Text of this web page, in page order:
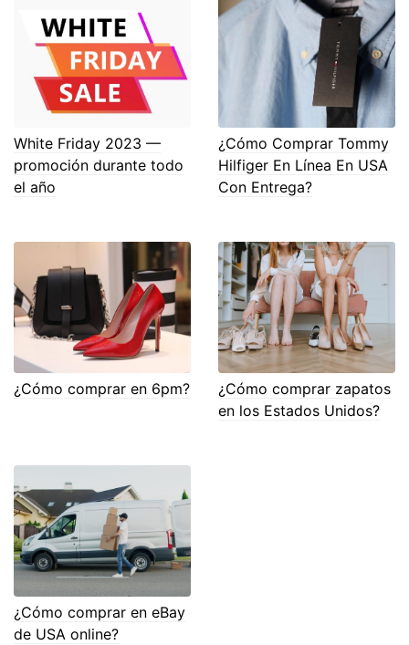
White Friday 2023 —
promoción durante todo
el año
¿Cómo Comprar Tommy
Hilfiger En Línea En USA
Con Entrega?
¿Cómo comprar en 6pm?
¿Cómo comprar zapatos
en los Estados Unidos?
¿Cómo comprar en eBay
de USA online?